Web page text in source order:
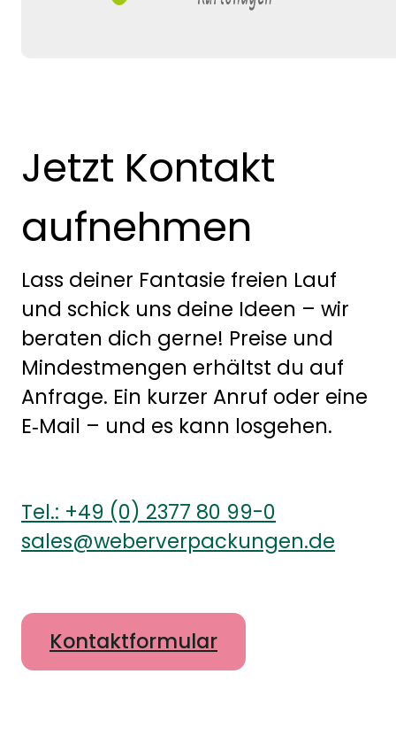
Jetzt Kontakt
aufnehmen
Lass deiner Fantasie freien Lauf
und schick uns deine Ideen – wir
beraten dich gerne! Preise und
Mindestmengen erhältst du auf
Anfrage. Ein kurzer Anruf oder eine
E‑Mail – und es kann losgehen.
Tel.: +49 (0) 2377 80 99-0
sales@weberverpackungen.de
Kontaktformular